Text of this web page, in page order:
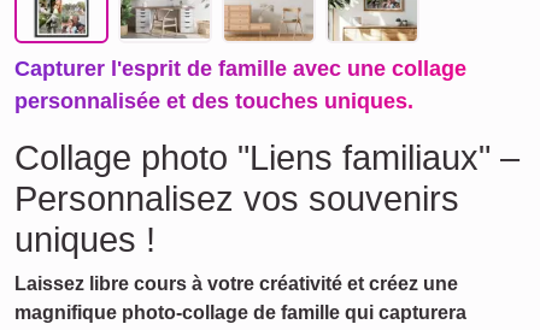
Capturer l'esprit de famille avec une collage
personnalisée et des touches uniques.
Collage photo "Liens familiaux" –
Personnalisez vos souvenirs
uniques !
Laissez libre cours à votre créativité et créez une
magnifique photo-collage de famille qui capturera